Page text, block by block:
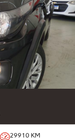
29910 KM